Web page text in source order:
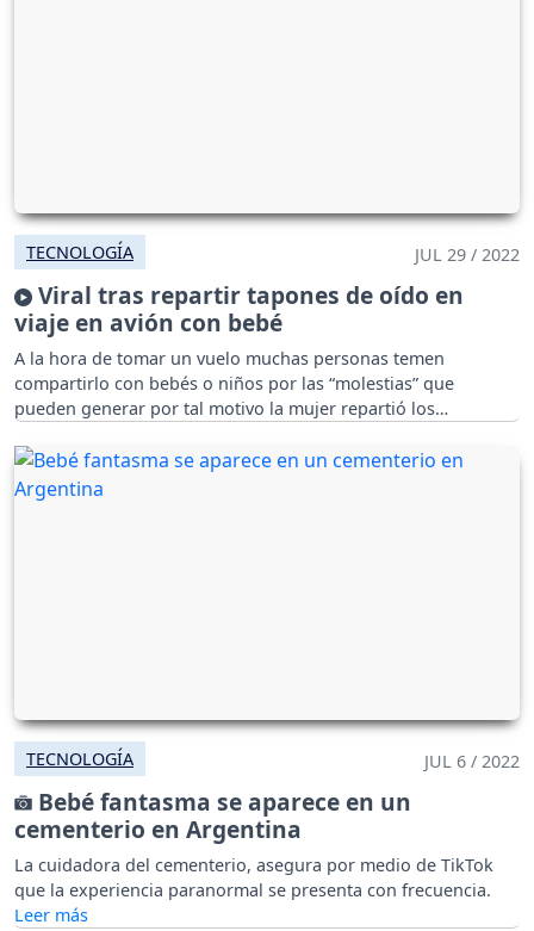
TECNOLOGÍA JUL 29 / 2022
Viral tras repartir tapones de oído en
viaje en avión con bebé
A la hora de tomar un vuelo muchas personas temen
compartirlo con bebés o niños por las “molestias” que
pueden generar por tal motivo la mujer repartió los
TECNOLOGÍA JUL 6 / 2022
Bebé fantasma se aparece en un
cementerio en Argentina
La cuidadora del cementerio, asegura por medio de TikTok
que la experiencia paranormal se presenta con frecuencia.